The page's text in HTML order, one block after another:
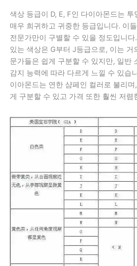
색상 등급이 D, E, F인 다이아몬드는
매우 희귀하고 귀중한 등급입니다. 이
전문가만이 구별할 수 있을 정도입니
있는 색상은 G부터 J등급으로, 이는 거
문가들은 쉽게 구분할 수 있지만, 일반
감지 능력에 따라 다르게 느낄 수 있습
이아몬드는 연한 샴페인 컬러로 불리
게 구분할 수 있고 가격 또한 훨씬 저렴